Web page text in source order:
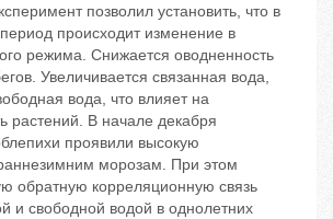
позволил установить, что в
происходит изменение в
режима. Снижается оводненность
Увеличивается связанная вода,
вода, что влияет на
растений. В начале декабря
проявили высокую
раннезимним морозам. При этом
обратную корреляционную связь
и свободной водой в однолетних